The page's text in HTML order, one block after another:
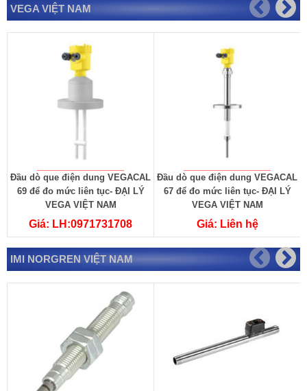
VEGA VIỆT NAM
Đầu dò que điện dung VEGACAL
69 để đo mức liên tục- ĐẠI LÝ
VEGA VIỆT NAM
Giá: LH:0971731708
Đầu dò que điện dung VEGACAL
67 để đo mức liên tục- ĐẠI LÝ
VEGA VIỆT NAM
Giá: Liên hệ
IMI NORGREN VIỆT NAM